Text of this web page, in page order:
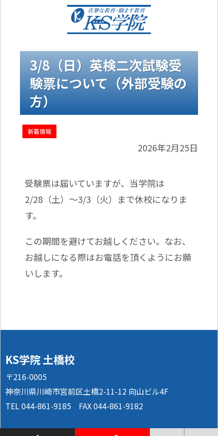
3/8（日）英検二次試験受
験票について（外部受験の
方）
新着情報
2026年2月25日
受験票は届いていますが、当学院は
2/28（土）～3/3（火）まで休校になりま
す。
この期間を避けてお越しください。なお、
お越しになる際はお電話を頂くようにお願
いします。
KS学院 土橋校
〒216-0005
神奈川県川崎市宮前区土橋2-11-12 向山ビル4F
TEL 044-861-9185 FAX 044-861-9182